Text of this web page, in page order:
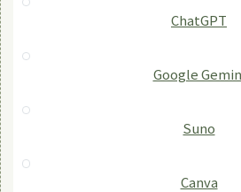
ChatGPT
‎Google
Suno
Canva